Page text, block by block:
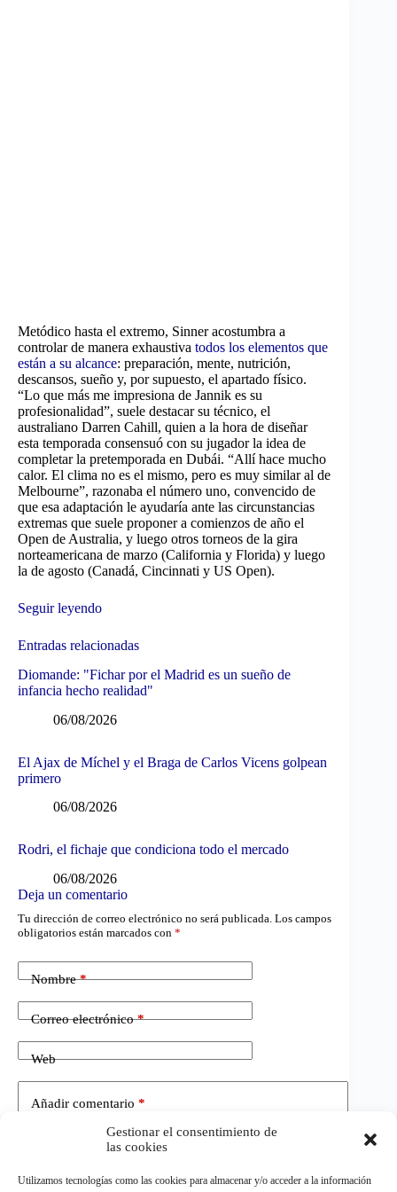
Gestionar el consentimiento de
las cookies
Utilizamos tecnologías como las cookies para almacenar y/o acceder a la información
Metódico hasta el extremo, Sinner acostumbra a
controlar de manera exhaustiva todos los elementos que
están a su alcance: preparación, mente, nutrición,
descansos, sueño y, por supuesto, el apartado físico.
“Lo que más me impresiona de Jannik es su
profesionalidad”, suele destacar su técnico, el
australiano Darren Cahill, quien a la hora de diseñar
esta temporada consensuó con su jugador la idea de
completar la pretemporada en Dubái. “Allí hace mucho
calor. El clima no es el mismo, pero es muy similar al de
Melbourne”, razonaba el número uno, convencido de
que esa adaptación le ayudaría ante las circunstancias
extremas que suele proponer a comienzos de año el
Open de Australia, y luego otros torneos de la gira
norteamericana de marzo (California y Florida) y luego
la de agosto (Canadá, Cincinnati y US Open).
Seguir leyendo
Entradas relacionadas
Diomande: "Fichar por el Madrid es un sueño de
infancia hecho realidad"
06/08/2026
El Ajax de Míchel y el Braga de Carlos Vicens golpean
primero
06/08/2026
Rodri, el fichaje que condiciona todo el mercado
06/08/2026
Deja un comentario
Tu dirección de correo electrónico no será publicada. Los campos
obligatorios están marcados con *
Nombre*
Correo electrónico*
Web
Añadir comentario *